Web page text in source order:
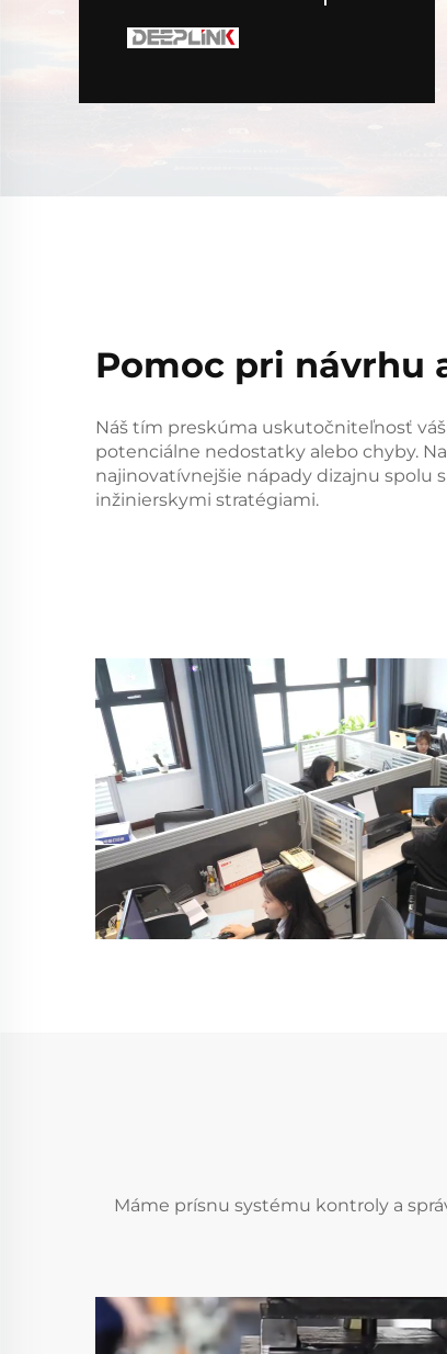
Pomoc pri návrhu
Náš tím preskúma uskutočniteľnosť
potenciálne nedostatky alebo chyby.
najinovatívnejšie nápady dizajnu spolu
inžinierskymi stratégiami.
Máme prísnu systému kontroly a